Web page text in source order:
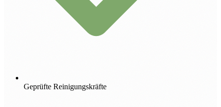
Geprüfte Reinigungskräfte